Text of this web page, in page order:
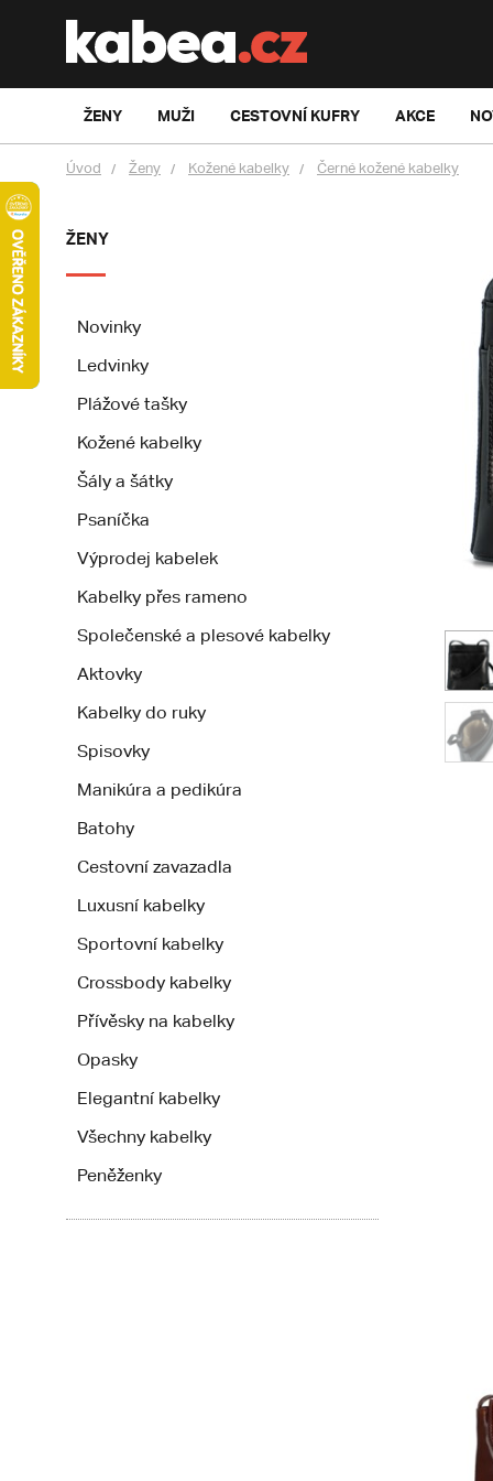
ŽENY MUŽI CESTOVNÍ KUFRY AKCE
Úvod Ženy Kožené kabelky Černé kožené kabelky
ŽENY
Novinky
Ledvinky
Plážové tašky
Kožené kabelky
Šály a šátky
Psaníčka
Výprodej kabelek
Kabelky přes rameno
Společenské a plesové kabelky
Aktovky
Kabelky do ruky
Spisovky
Manikúra a pedikúra
Batohy
Cestovní zavazadla
Luxusní kabelky
Sportovní kabelky
Crossbody kabelky
Přívěsky na kabelky
Opasky
Elegantní kabelky
Všechny kabelky
Peněženky